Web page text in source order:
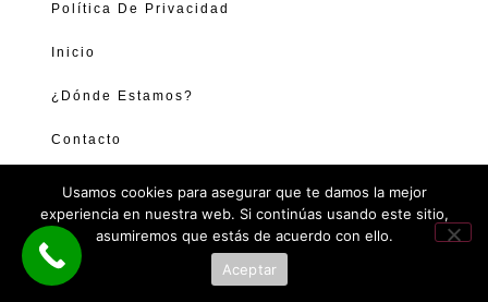
Política De Privacidad
Inicio
¿Dónde Estamos?
Contacto
Usamos cookies para asegurar que te damos la mejor
experiencia en nuestra web. Si continúas usando este sitio,
asumiremos que estás de acuerdo con ello.
Aceptar